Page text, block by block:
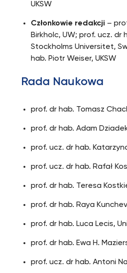
UKSW
Członkowie redakcji –
Birkholc, UW; prof. ucz. dr
Stockholms Universitet,
hab. Piotr Weiser, UKSW
Rada Naukowa
prof. dr hab. Tomasz
prof. dr hab. Adam
prof. ucz. dr hab.
prof. ucz. dr hab. Rafał
prof. dr hab. Teresa
prof. dr hab. Raya
prof. dr hab. Luca Lecis,
prof. dr hab. Ewa H.
prof. ucz. dr hab. Antoni